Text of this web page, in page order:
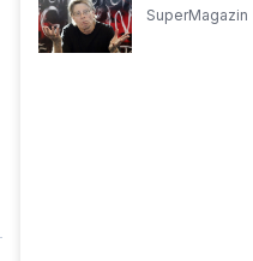
SuperMagazin